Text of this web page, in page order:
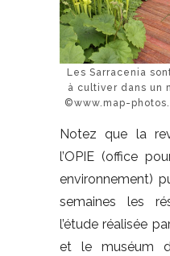
Les Sarracenia
à cultiver dans un
©www.map-
Notez que la
l’OPIE (office
environnement)
semaines les
l’étude réalisée
et le muséum